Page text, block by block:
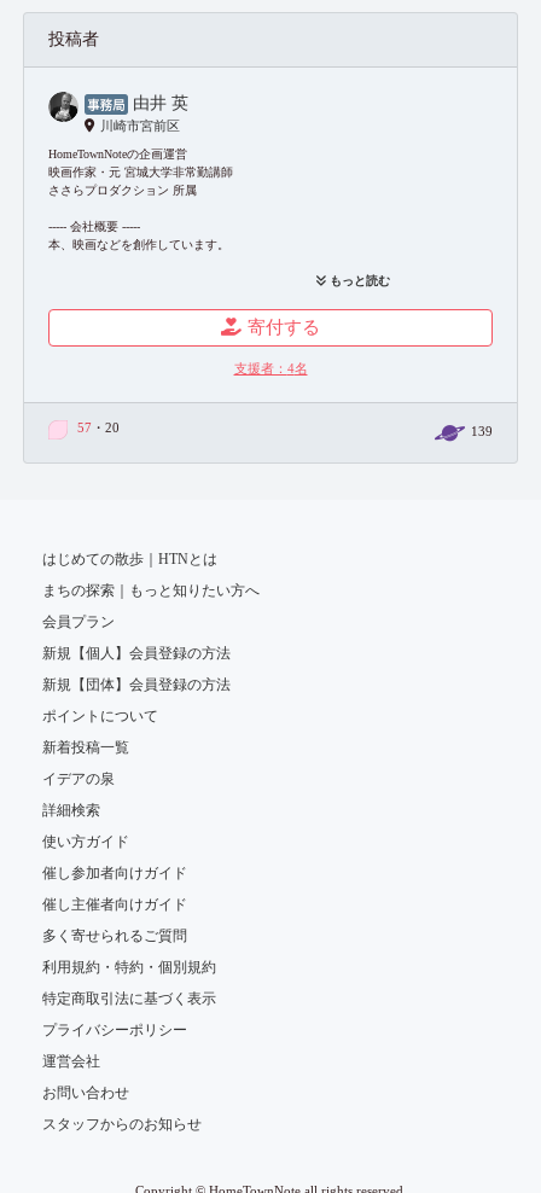
投稿者
由井 英
川崎市宮前区
HomeTownNoteの企画運営
映画作家・元 宮城大学非常勤講師
ささらプロダクション 所属
----- 会社概要 -----
本、映画などを創作しています。
本社：川崎市宮前区土橋7-26-1
https://sasala-pro.com/monomono
=主な仕事先=
文化庁、公益財団法人トヨタ財団、新潮社、亜紀書房など
・2017年度川崎市文化賞（小倉美惠子）
もっと読む
寄付する
支援者： 4名
57 ・20 139
はじめての散歩｜HTNとは
まちの探索｜もっと知りたい方へ
会員プラン
新規【個人】会員登録の方法
新規【団体】会員登録の方法
ポイントについて
新着投稿一覧
イデアの泉
詳細検索
使い方ガイド
催し参加者向けガイド
催し主催者向けガイド
多く寄せられるご質問
利用規約・特約・個別規約
特定商取引法に基づく表示
プライバシーポリシー
運営会社
お問い合わせ
スタッフからのお知らせ